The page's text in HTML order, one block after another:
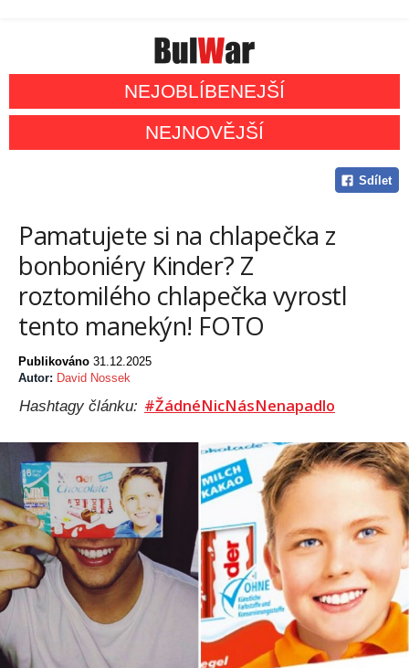
NEJOBLÍBENEJŠÍ
NEJNOVĚJŠÍ
Sdílet
Pamatujete si na chlapečka z
bonboniéry Kinder? Z
roztomilého chlapečka vyrostl
tento manekýn! FOTO
Publikováno 31.12.2025
Autor: David Nossek
Hashtagy článku: #ŽádnéNicNásNenapadlo